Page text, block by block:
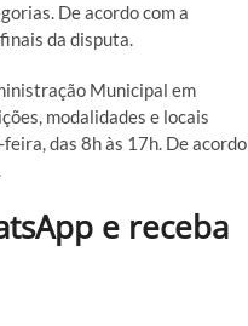
De acordo com a
da disputa.
Municipal em
modalidades e locais
das 8h às 17h. De acordo
e receba